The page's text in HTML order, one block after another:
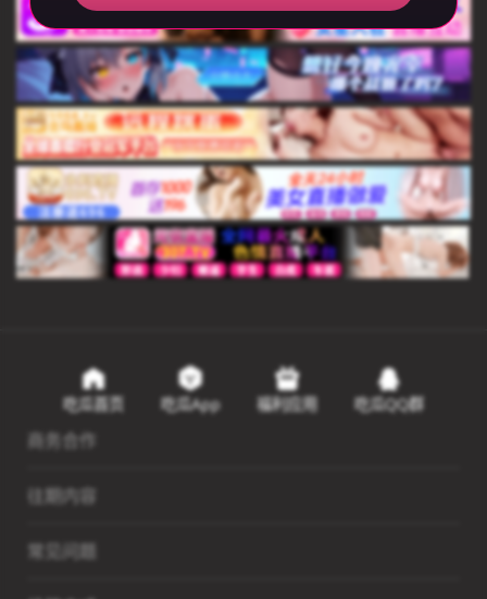
吃瓜首页 吃瓜App 福利应用 吃瓜QQ群
商务合作
往期内容
常见问题